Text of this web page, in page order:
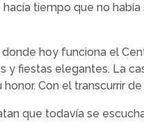
tiempo que no
hoy funciona el
y fiestas elegantes. La
Con el transcurrir
que todavía se